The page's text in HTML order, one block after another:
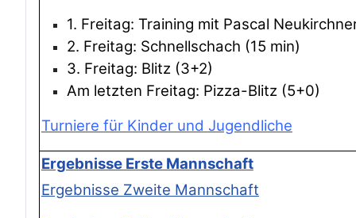
1. Freitag: Training mit Pascal
2. Freitag: Schnellschach (15 min)
3. Freitag: Blitz (3+2)
Am letzten Freitag: Pizza-Blitz (5+0)
Turniere für Kinder und Jugendliche
Ergebnisse Erste Mannschaft
Ergebnisse Zweite Mannschaft